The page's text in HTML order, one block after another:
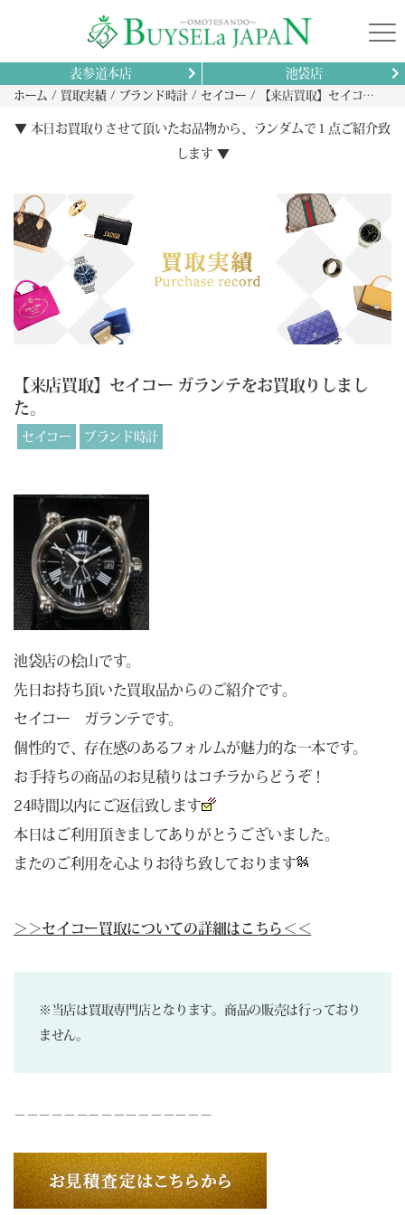
表参道本店 池袋店
ホーム 買取実績 ブランド時計 セイコー 【来店買取】セイコー ガランテをお買取りしました。
▼ 本日お買取りさせて頂いたお品物から、ランダムで１点ご紹介致
します ▼
【来店買取】セイコー ガランテをお買取りしまし
た。
セイコー ブランド時計
池袋店の桧山です。
先日お持ち頂いた買取品からのご紹介です。
セイコー ガランテです。
個性的で、存在感のあるフォルムが魅力的な一本です。
お手持ちの商品のお見積りはコチラからどうぞ！
24時間以内にご返信致します
本日はご利用頂きましてありがとうございました。
またのご利用を心よりお待ち致しております
＞＞セイコー買取についての詳細はこちら＜＜
※当店は買取専門店となります。商品の販売は行っており
ません。
－－－－－－－－－－－－－－－－